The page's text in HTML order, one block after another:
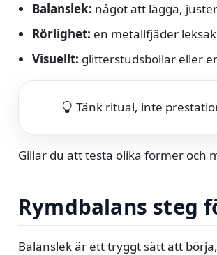
Balanslek: något att lägga,
Rörlighet: en metallfjäder
Visuellt: glitterstudsbollar eller
Tänk ritual, inte
Gillar du att testa olika former och
Rymdbalans steg
Balanslek är ett tryggt sätt att